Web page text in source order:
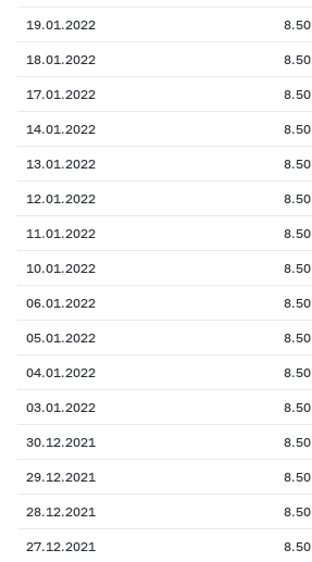
19.01.2022 8.50
18.01.2022 8.50
17.01.2022 8.50
14.01.2022 8.50
13.01.2022 8.50
12.01.2022 8.50
11.01.2022 8.50
10.01.2022 8.50
06.01.2022 8.50
05.01.2022 8.50
04.01.2022 8.50
03.01.2022 8.50
30.12.2021 8.50
29.12.2021 8.50
28.12.2021 8.50
27.12.2021 8.50